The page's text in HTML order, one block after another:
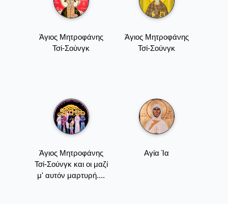
Άγιος Μητροφάνης
Τσί-Σούνγκ
Άγιος Μητροφάνης
Τσί-Σούνγκ
Άγιος Μητροφάνης
Τσί-Σούνγκ και οι μαζί
μ' αυτόν μαρτυρή....
Αγία Ία